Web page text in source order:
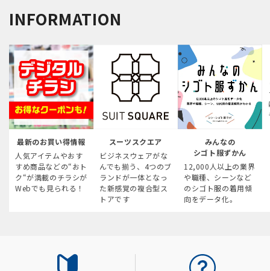
INFORMATION
最新のお買い得情報
人気アイテムやおす
すめ商品などの“おト
ク“が満載のチラシが
Webでも見られる！
スーツスクエア
ビジネスウェアがな
んでも揃う、4つのブ
ランドが一体となっ
た新感覚の複合型ス
トアです
みんなの
シゴト服ずかん
12,000人以上の業界
や職種、シーンなど
のシゴト服の着用傾
向をデータ化。